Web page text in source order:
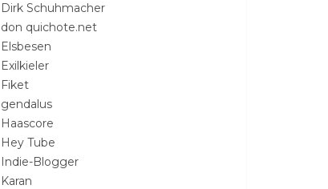
Dirk Schuhmacher
don quichote.net
Elsbesen
Exilkieler
Fiket
gendalus
Haascore
Hey Tube
Indie-Blogger
Karan